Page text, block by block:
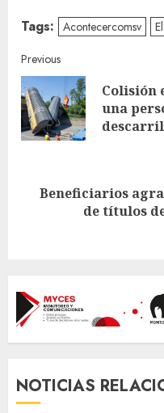
Tags: Acontecercomsv
Continue
Reading
Previous
Colisión
una
Beneficiarios
de títulos
NOTICIAS